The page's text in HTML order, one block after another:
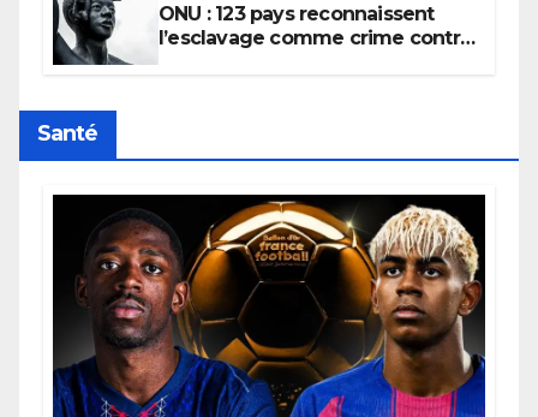
ONU : 123 pays reconnaissent
l’esclavage comme crime contre
Santé